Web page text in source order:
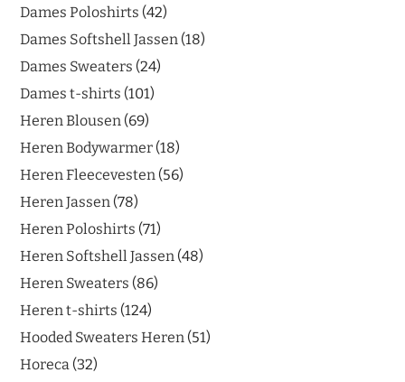
Dames Poloshirts 42
Dames Softshell Jassen 18
Dames Sweaters 24
Dames t-shirts 101
Heren Blousen 69
Heren Bodywarmer 18
Heren Fleecevesten 56
Heren Jassen 78
Heren Poloshirts 71
Heren Softshell Jassen 48
Heren Sweaters 86
Heren t-shirts 124
Hooded Sweaters Heren 51
Horeca 32